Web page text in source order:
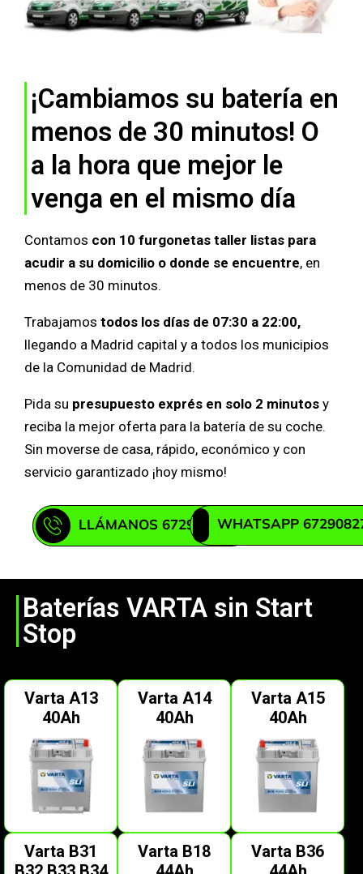
¡Cambiamos su batería en
menos de 30 minutos! O
a la hora que mejor le
venga en el mismo día
Contamos con 10 furgonetas taller listas para
acudir a su domicilio o donde se encuentre, en
menos de 30 minutos.
Trabajamos todos los días de 07:30 a 22:00,
llegando a Madrid capital y a todos los municipios
de la Comunidad de Madrid.
Pida su presupuesto exprés en solo 2 minutos y
reciba la mejor oferta para la batería de su coche.
Sin moverse de casa, rápido, económico y con
servicio garantizado ¡hoy mismo!
LLÁMANOS 672908271WHATSAPP
Baterías VARTA sin Start
Stop
Varta A13
40Ah
Varta A14
40Ah
Varta A15
40Ah
Varta B31
Varta B18
Varta B36